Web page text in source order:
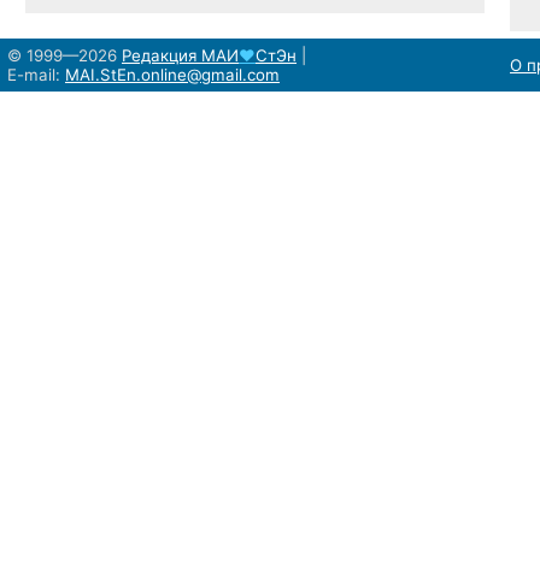
© 1999—2026 Редакция МАИ♥СтЭн
E-mail: MAI.StEn.online@gmail.com О